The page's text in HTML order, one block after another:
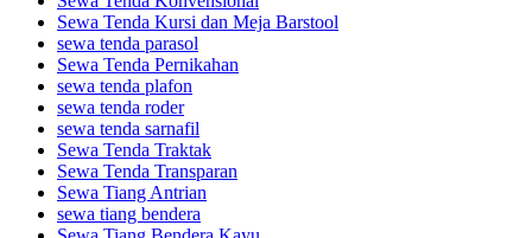
Sewa Tenda Kursi dan Meja Barstool
sewa tenda parasol
Sewa Tenda Pernikahan
sewa tenda plafon
sewa tenda roder
sewa tenda sarnafil
Sewa Tenda Traktak
Sewa Tenda Transparan
Sewa Tiang Antrian
sewa tiang bendera